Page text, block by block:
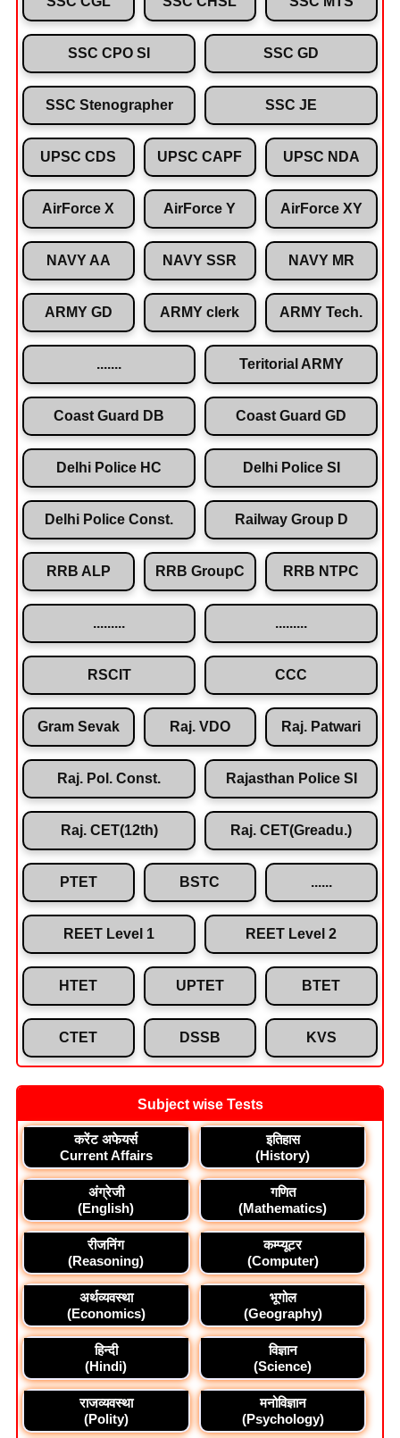
SSC CPO SI SSC GD
SSC Stenographer SSC JE
UPSC CDS UPSC CAPF UPSC NDA
AirForce X AirForce Y AirForce XY
NAVY AA NAVY SSR NAVY MR
ARMY GD ARMY clerk ARMY Tech.
Teritorial ARMY
Coast Guard DB Coast Guard GD
Delhi Police HC Delhi Police SI
Delhi Police Const. Railway Group D
RRB ALP RRB GroupC RRB NTPC
RSCIT CCC
Gram Sevak Raj. VDO Raj. Patwari
Raj. Pol. Const. Rajasthan Police SI
Raj. CET(12th) Raj. CET(Greadu.)
PTET BSTC
REET Level 1 REET Level 2
HTET UPTET BTET
CTET DSSB KVS
Subject wise Tests
करेंट अफेयर्स
Current Affairs
इतिहास
(History)
अंग्रेजी
(English)
गणित
(Mathematics)
रीजनिंग
(Reasoning)
कम्प्यूटर
(Computer)
अर्थव्यवस्था
(Economics)
भूगोल
(Geography)
हिन्दी
(Hindi)
विज्ञान
(Science)
राजव्यवस्था
(Polity)
मनोविज्ञान
(Psychology)